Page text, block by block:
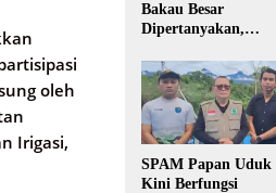
oleh
Irigasi,
Bakau Besar
Dipertanyakan,
dan Transparansi
Pelaksanaan
Pembangunan
SPAM Papan Uduk
Kini Berfungsi